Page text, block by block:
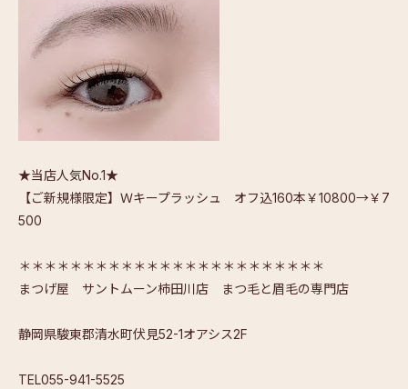
★当店人気No.1★
【ご新規様限定】Ｗキープラッシュ オフ込160本￥10800→￥7
500
＊＊＊＊＊＊＊＊＊＊＊＊＊＊＊＊＊＊＊＊＊＊＊＊
まつげ屋 サントムーン柿田川店 まつ毛と眉毛の専門店
静岡県駿東郡清水町伏見52-1オアシス2F
TEL055-941-5525